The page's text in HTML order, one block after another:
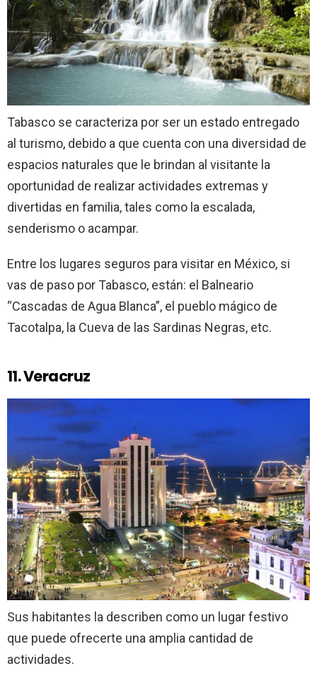
Tabasco se caracteriza por ser un estado entregado
al turismo, debido a que cuenta con una diversidad de
espacios naturales que le brindan al visitante la
oportunidad de realizar actividades extremas y
divertidas en familia, tales como la escalada,
senderismo o acampar.
Entre los lugares seguros para visitar en México, si
vas de paso por Tabasco, están: el Balneario
“Cascadas de Agua Blanca”, el pueblo mágico de
Tacotalpa, la Cueva de las Sardinas Negras, etc.
11. Veracruz
Sus habitantes la describen como un lugar festivo
que puede ofrecerte una amplia cantidad de
actividades.